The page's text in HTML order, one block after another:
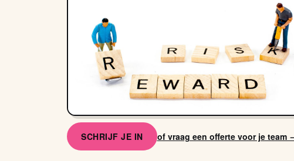
SCHRIJF JE IN of vraag een offerte voor je team